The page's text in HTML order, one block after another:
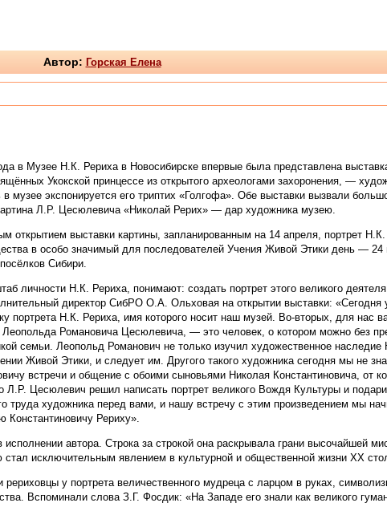
Автор: Горская Елена
в Музее Н.К. Рериха в Новосибирске впервые была представлена
Укокской принцессе из открытого археологами захоронения, —
в музее экспонируется его триптих «Голгофа». Обе выставки вызвали
Л.Р. Цесюлевича «Николай Рерих» — дар художника музею.
открытием выставки картины, запланированным на 14 апреля, портрет
в особо значимый для последователей Учения Живой Этики день —
Сибири.
личности Н.К. Рериха, понимают: создать портрет этого великого
директор СибРО О.А. Ольховая на открытии выставки:
портрета Н.К. Рериха, имя которого носит наш музей. Во-вторых, для нас
Романовича Цесюлевича, — это человек, о котором можно без
семьи. Леопольд Романович не только изучил художественное наследие
Живой Этики, и следует им. Другого такого художника сегодня мы не
встречи и общение с обоими сыновьями Николая Константиновича, от
Л.Р. Цесюлевич решил написать портрет великого Вождя Культуры и
труда художника перед вами, и нашу встречу с этим произведением мы
Константиновичу Рериху».
автора. Строка за строкой она раскрывала грани высочайшей
стал исключительным явлением в культурной и общественной жизни XX
рериховцы у портрета величественного мудреца с ларцом в руках,
Вспоминали слова З.Г. Фосдик: «На Западе его знали как великого